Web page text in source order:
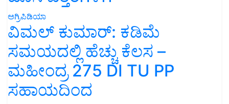
ಅಗ್ರಿಪಿಡಿಯಾ
ವಿಮಲ್ ಕುಮಾರ್: ಕಡಿಮೆ
ಸಮಯದಲ್ಲಿ ಹೆಚ್ಚು ಕೆಲಸ –
ಮಹೀಂದ್ರ 275 DI TU PP
ಸಹಾಯದಿಂದ